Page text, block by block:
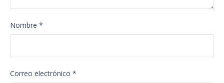
Nombre *
Correo electrónico *